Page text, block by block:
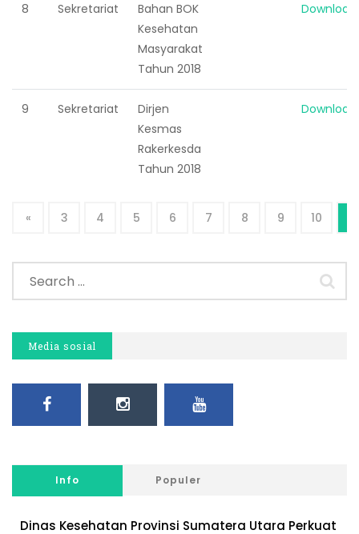
8 Sekretariat
Bahan BOK
Kesehatan
Masyarakat
Tahun 2018
Download
9 Sekretariat
Dirjen
Kesmas
Rakerkesda
Tahun 2018
Download
« 3 4 5 6 7 8 9 10
Media sosial
Info Populer
Dinas Kesehatan Provinsi Sumatera Utara Perkuat